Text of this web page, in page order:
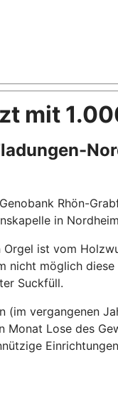
mit
Rhön-
in
ist vom
nicht möglich
Suckfüll.
vergangenen
Monat Lose des